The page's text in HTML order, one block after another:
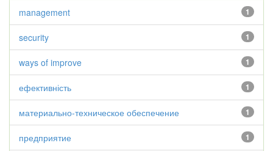
1
management
1
security
1
ways of improve
1
ефективність
1
материально-техническое обеспечение
1
предприятие